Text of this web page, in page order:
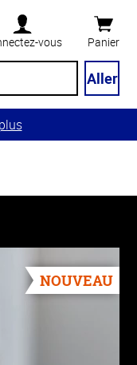
vous Panier
Aller
NOUVEAU